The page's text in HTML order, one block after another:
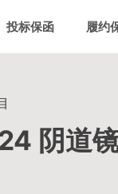
投标保函 履约
阴道